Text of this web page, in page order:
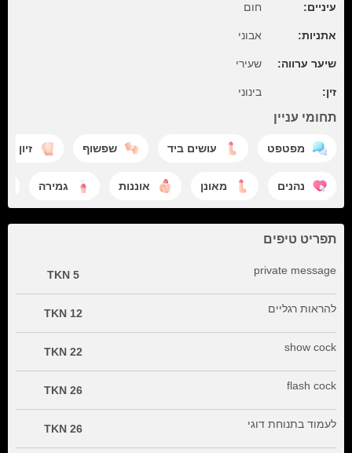
עיניים: חום
אתניות: אבוני
שיער ערווה: שעירי
זין: בינוני
תחומי עניין
מפטפט עושים ביד שפשוף זיון
נהנים מאונן אוננות גמירה
תפריט טיפים
private message
5 TKN
להראות רגליים 12 TKN
show cock
22 TKN
flash cock
26 TKN
לעמוד בתנוחת דוגי 26 TKN